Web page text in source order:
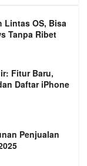
Lintas OS, Bisa
Tanpa Ribet
Fitur Baru,
Daftar iPhone
Penjualan